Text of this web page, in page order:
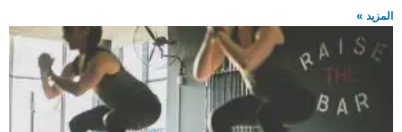
المزيد »